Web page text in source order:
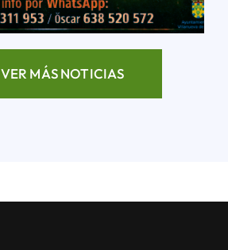
LEER MÁS
VER MÁS NOTICIAS